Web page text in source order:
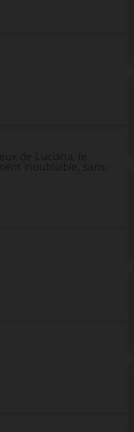
de Luciana, le
inoubliable, sans